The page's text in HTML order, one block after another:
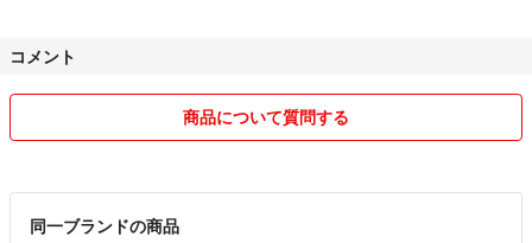
その様な場合は、評価の前にメッセージで、ご連絡ください。
評価0、プロフィール記載なしの方とのお取り引きは、お断りする場合
コメント
商品について質問する
同一ブランドの商品